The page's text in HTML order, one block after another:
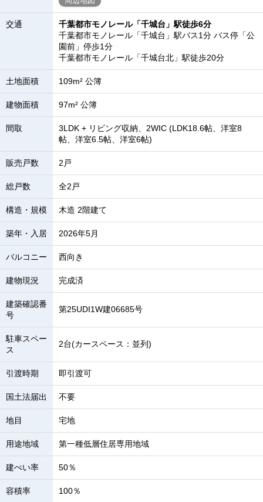
交通
千葉都市モノレール「千城台」駅徒歩6分
千葉都市モノレール「千城台」駅バス1分 バス停「公
園前」停歩1分
千葉都市モノレール「千城台北」駅徒歩20分
土地面積 109m² 公簿
建物面積 97m² 公簿
間取
3LDK + リビング収納、2WIC (LDK18.6帖、洋室8
帖、洋室6.5帖、洋室6帖)
販売戸数 2戸
総戸数 全2戸
構造・規模 木造 2階建て
築年・入居 2026年5月
バルコニー 西向き
建物現況 完成済
建築確認番
号
第25UDI1W建06685号
駐車スペー
ス
2台(カースペース：並列)
引渡時期 即引渡可
国土法届出 不要
地目 宅地
用途地域 第一種低層住居専用地域
建ぺい率 50％
容積率 100％